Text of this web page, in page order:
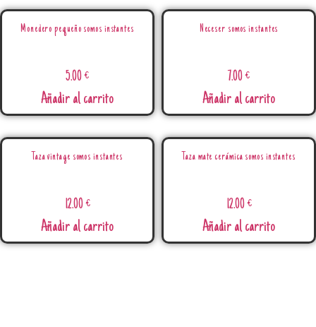
Monedero pequeño somos instantes
5.00€
Añadir al carrito
Neceser somos instantes
7.00€
Añadir al carrito
Taza vintage somos instantes
12.00€
Añadir al carrito
Taza mate cerámica somos instantes
12.00€
Añadir al carrito